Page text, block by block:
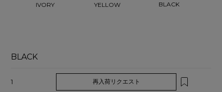
IVORY YELLOW BLACK
BLACK
1 再入荷リクエスト